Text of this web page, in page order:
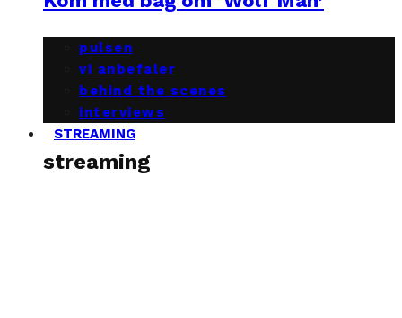
pulsen
vi anbefaler
behind the scenes
interviews
STREAMING
streaming